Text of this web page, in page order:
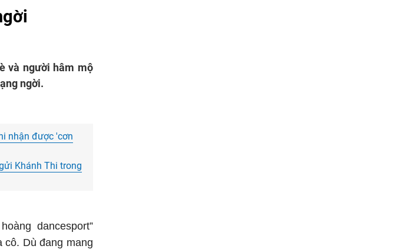
và người hâm mộ
ngời.
nhận được 'cơn
Khánh Thi trong
dancesport”
cô. Dù đang mang